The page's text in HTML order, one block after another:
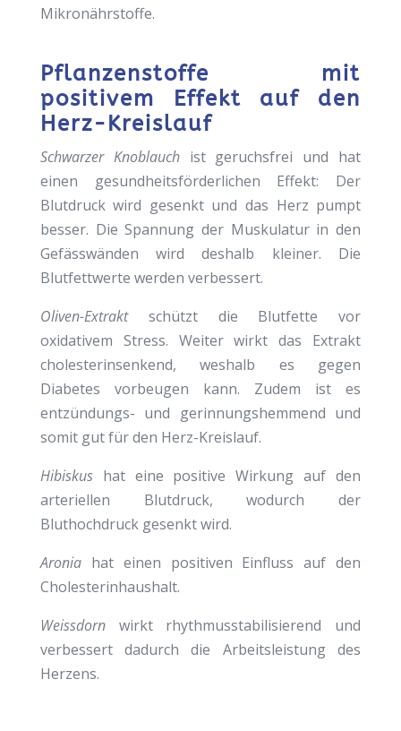
Mikronährstoffe.
Pflanzenstoffe mit
positivem Effekt auf den
Herz-Kreislauf
Schwarzer Knoblauchist geruchsfrei und hat
einen gesundheitsförderlichen Effekt: Der
Blutdruck wird gesenkt und das Herz pumpt
besser. Die Spannung der Muskulatur in den
Gefässwänden wird deshalb kleiner. Die
Blutfettwerte werden verbessert.
Oliven-Extrakt schützt die Blutfette vor
oxidativem Stress. Weiter wirkt das Extrakt
cholesterinsenkend, weshalb es gegen
Diabetes vorbeugen kann. Zudem ist es
entzündungs- und gerinnungshemmend und
somit gut für den Herz-Kreislauf.
Hibiskushat eine positive Wirkung auf den
arteriellen Blutdruck, wodurch der
Bluthochdruck gesenkt wird.
Aronia hat einen positiven Einfluss auf den
Cholesterinhaushalt.
Weissdornwirkt rhythmusstabilisierend und
verbessert dadurch die Arbeitsleistung des
Herzens.